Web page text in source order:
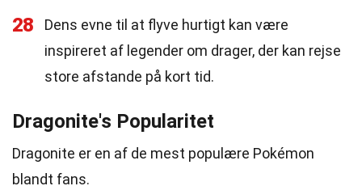
28
Dens evne til at flyve hurtigt kan være
inspireret af legender om drager, der kan rejse
store afstande på kort tid.
Dragonite's Popularitet
Dragonite er en af de mest populære Pokémon
blandt fans.